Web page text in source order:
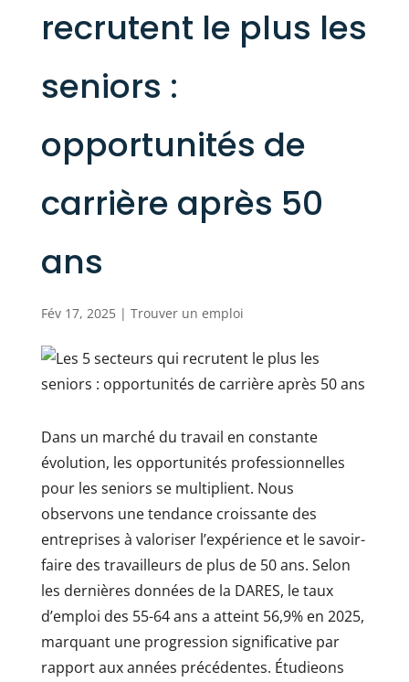
recrutent le plus les
seniors :
opportunités de
carrière après 50
ans
Fév 17, 2025| Trouver un emploi
Dans un marché du travail en constante
évolution, les opportunités professionnelles
pour les seniors se multiplient. Nous
observons une tendance croissante des
entreprises à valoriser l’expérience et le savoir-
faire des travailleurs de plus de 50 ans. Selon
les dernières données de la DARES, le taux
d’emploi des 55-64 ans a atteint 56,9% en 2025,
marquant une progression significative par
rapport aux années précédentes. Étudieons